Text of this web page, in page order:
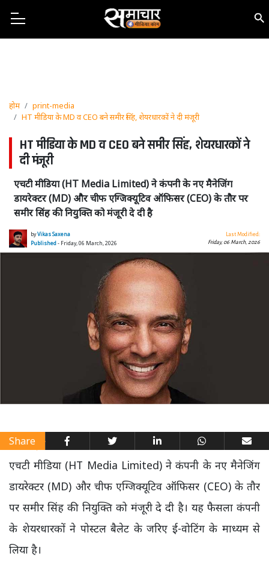
होम
print-media
HT मीडिया के MD व CEO बने समीर सिंह, शेयरधारकों ने दी मंजूरी
HT मीडिया के MD व CEO बने समीर सिंह, शेयरधारकों ने
दी मंजूरी
एचटी मीडिया (HT Media Limited) ने कंपनी के नए मैनेजिंग
डायरेक्टर (MD) और चीफ एग्जिक्यूटिव ऑफिसर (CEO) के तौर पर
समीर सिंह की नियुक्ति को मंजूरी दे दी है
byVikas Saxena
Published- Friday, 06 March, 2026
Last Modified:
Friday, 06 March, 2026
Share
एचटी मीडिया (HT Media Limited) ने कंपनी के नए मैनेजिंग
डायरेक्टर (MD) और चीफ एग्जिक्यूटिव ऑफिसर (CEO) के तौर
पर समीर सिंह की नियुक्ति को मंजूरी दे दी है। यह फैसला कंपनी
के शेयरधारकों ने पोस्टल बैलेट के जरिए ई-वोटिंग के माध्यम से
लिया है।